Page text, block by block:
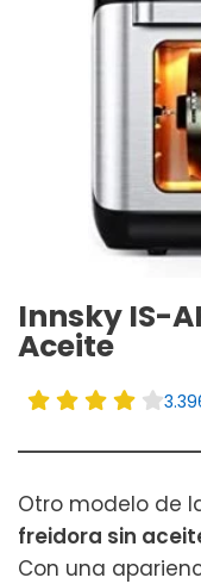
Innsky IS-
Aceite
Otro modelo de
freidora sin
Con una